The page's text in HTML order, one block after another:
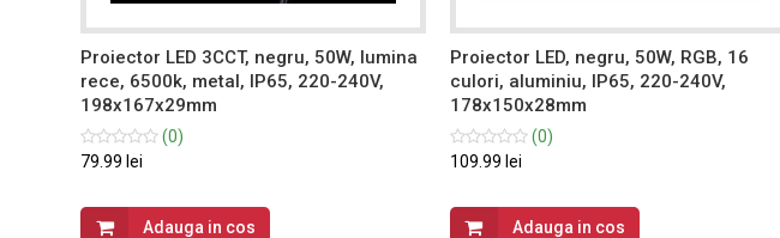
Proiector LED 3CCT, negru, 50W, lumina
rece, 6500k, metal, IP65, 220-240V,
198x167x29mm
(0)
79.99 lei
Adauga in cos
Proiector LED, negru, 50W, RGB, 16
culori, aluminiu, IP65, 220-240V,
178x150x28mm
(0)
109.99 lei
Adauga in cos